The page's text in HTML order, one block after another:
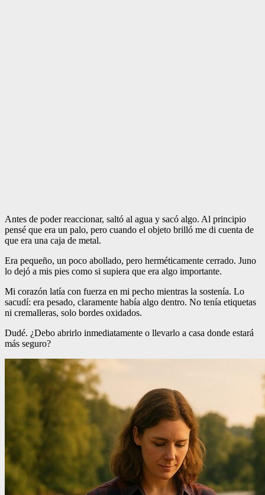
Antes de poder reaccionar, saltó al agua y sacó algo. Al principio
pensé que era un palo, pero cuando el objeto brilló me di cuenta de
que era una caja de metal.
Era pequeño, un poco abollado, pero herméticamente cerrado. Juno
lo dejó a mis pies como si supiera que era algo importante.
Mi corazón latía con fuerza en mi pecho mientras la sostenía. Lo
sacudí: era pesado, claramente había algo dentro. No tenía etiquetas
ni cremalleras, solo bordes oxidados.
Dudé. ¿Debo abrirlo inmediatamente o llevarlo a casa donde estará
más seguro?